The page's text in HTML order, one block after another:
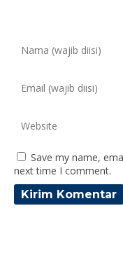
Save my name,
next time I comment.